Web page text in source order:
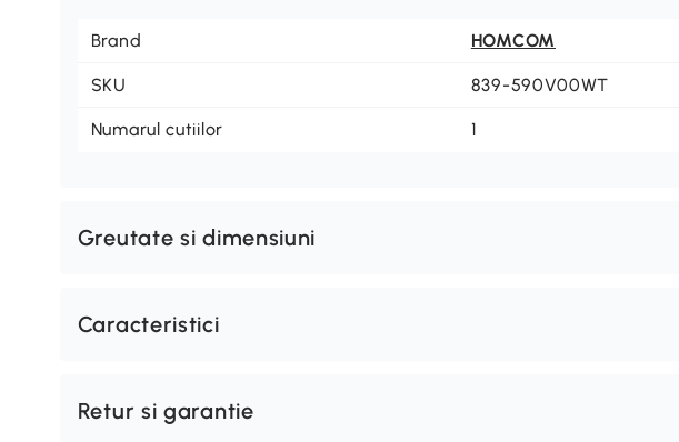
Brand HOMCOM
SKU 839-590V00WT
Numarul cutiilor 1
Greutate si dimensiuni
Caracteristici
Retur si garantie